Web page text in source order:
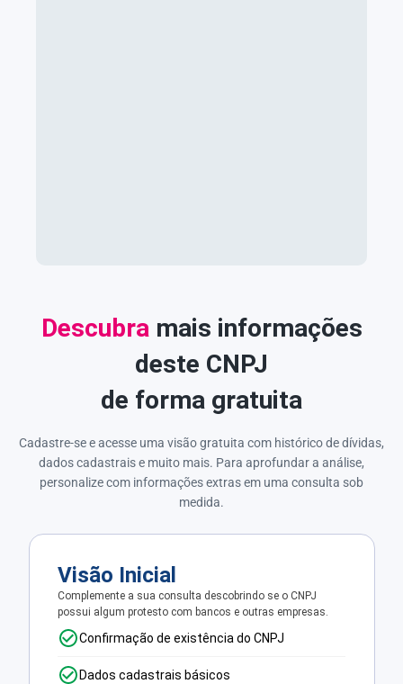
Descubra mais informações
deste CNPJ
de forma gratuita
Cadastre-se e acesse uma visão gratuita com histórico de dívidas,
dados cadastrais e muito mais. Para aprofundar a análise,
personalize com informações extras em uma consulta sob
medida.
Visão Inicial
Complemente a sua consulta descobrindo se o CNPJ
possui algum protesto com bancos e outras empresas.
Confirmação de existência do CNPJ
Dados cadastrais básicos